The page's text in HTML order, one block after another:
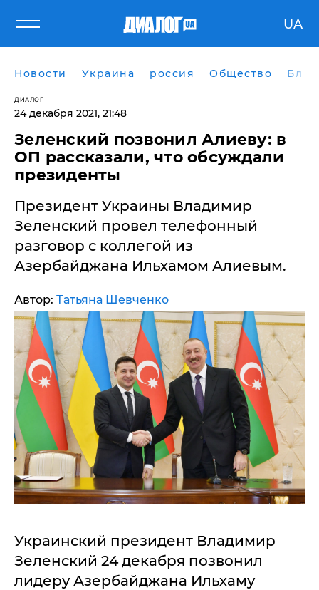
UA
Новости Украина россия Общество
ДИАЛОГ
24 декабря 2021, 21:48
​Зеленский позвонил Алиеву: в
ОП рассказали, что обсуждали
президенты
Президент Украины Владимир
Зеленский провел телефонный
разговор с коллегой из
Азербайджана Ильхамом Алиевым.
Автор: Татьяна Шевченко
Украинский президент Владимир
Зеленский 24 декабря позвонил
лидеру Азербайджана Ильхаму